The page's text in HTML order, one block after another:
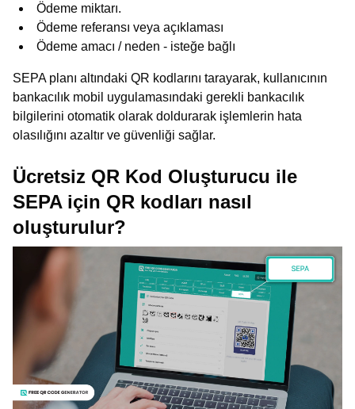
Ödeme miktarı.
Ödeme referansı veya açıklaması
Ödeme amacı / neden - isteğe bağlı
SEPA planı altındaki QR kodlarını tarayarak, kullanıcının
bankacılık mobil uygulamasındaki gerekli bankacılık
bilgilerini otomatik olarak doldurarak işlemlerin hata
olasılığını azaltır ve güvenliği sağlar.
Ücretsiz QR Kod Oluşturucu ile
SEPA için QR kodları nasıl
oluşturulur?